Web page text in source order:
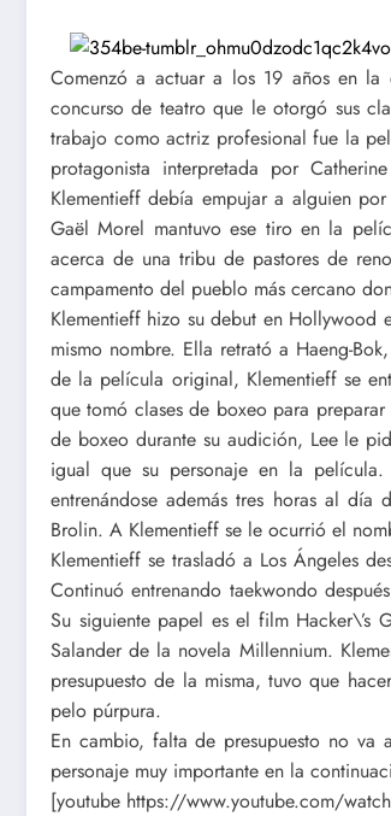
Comenzó a actuar a los 19 años en la
concurso de teatro que le otorgó sus
trabajo como actriz profesional fue la
protagonista interpretada por
Klementieff debía empujar a alguien
Gaël Morel mantuvo ese tiro en la
acerca de una tribu de pastores de
campamento del pueblo más cercano
Klementieff hizo su debut en
mismo nombre. Ella retrató a Haeng-
de la película original, Klementieff se
que tomó clases de boxeo para
de boxeo durante su audición, Lee le
igual que su personaje en la
entrenándose además tres horas al
Brolin. A Klementieff se le ocurrió el
Klementieff se trasladó a Los Ángeles
Continuó entrenando taekwondo
Su siguiente papel es el film Hacker\’s
Salander de la novela Millennium.
presupuesto de la misma, tuvo que
pelo púrpura.
En cambio, falta de presupuesto no
personaje muy importante en la
[youtube https://www.youtube.com/